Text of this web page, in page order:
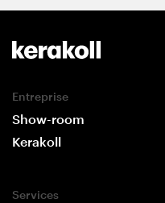
Entreprise
Show-room
Kerakoll
Services